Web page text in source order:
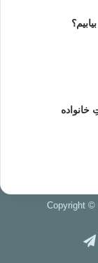
Copyright ©